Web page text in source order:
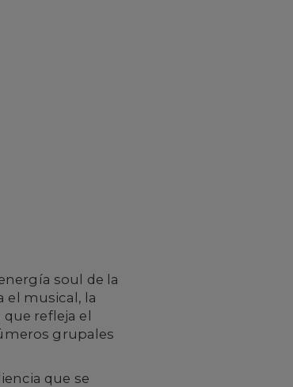
soul de la
el musical, la
refleja el
grupales
que se